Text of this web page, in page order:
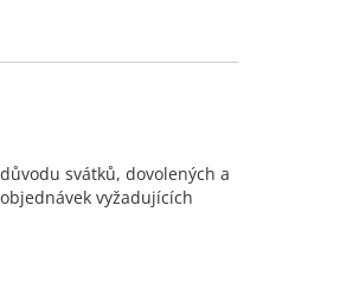
svátků, dovolených a
vyžadujících